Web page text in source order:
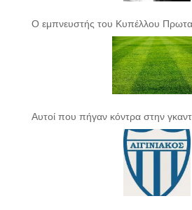
Ο εμπνευστής του Κυπέλλου
Αυτοί που πήγαν κόντρα στην